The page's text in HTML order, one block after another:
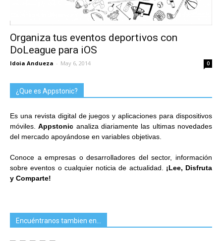
Organiza tus eventos deportivos con
DoLeague para iOS
Idoia Andueza - May 6, 2014 0
¿Que es Appstonic?
Es una revista digital de juegos y aplicaciones para dispositivos
móviles.Appstonic analiza diariamente las ultimas novedades
del mercado apoyándose en variables objetivas.
Conoce a empresas o desarrolladores del sector, información
sobre eventos o cualquier noticia de actualidad. ¡Lee, Disfruta
y Comparte!
Encuéntranos tambien en…